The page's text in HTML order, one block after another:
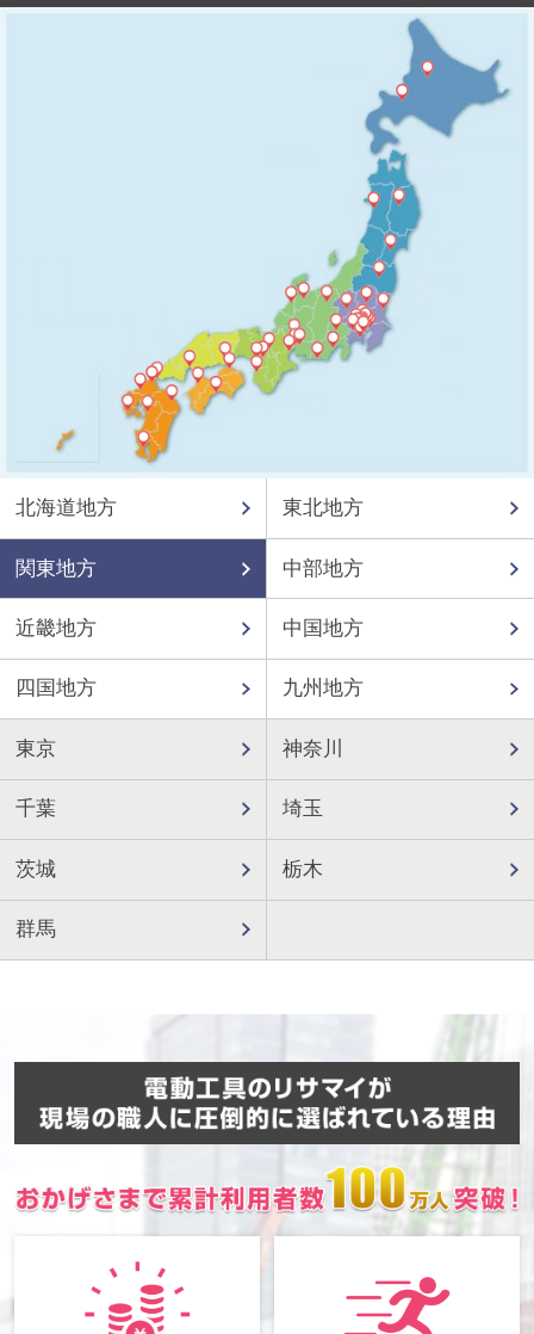
北海道地方 東北地方
関東地方 中部地方
近畿地方 中国地方
四国地方 九州地方
東京 神奈川
千葉 埼玉
茨城 栃木
群馬